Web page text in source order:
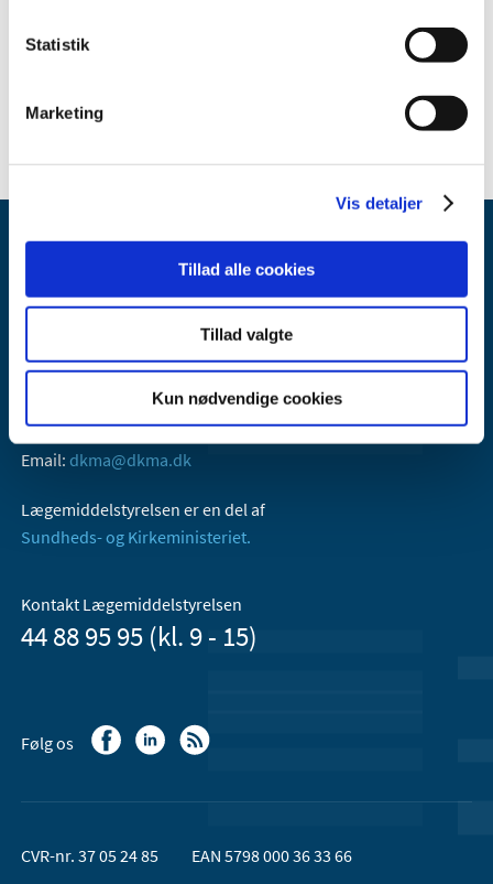
Statistik
Marketing
Vis detaljer
Tillad alle cookies
Tillad valgte
Kun nødvendige cookies
Sikkerhedsmeddelelse om Cios (dansk)
Lægemiddelstyrelsen
Axel Heides Gade 1
2300 København S
Email: dkma@dkma.dk
Lægemiddelstyrelsen er en del af
Sundheds- og Kirkeministeriet.
Kontakt Lægemiddelstyrelsen
44 88 95 95 (kl. 9 - 15)
Følg os
CVR-nr. 37 05 24 85 EAN 5798 000 36 33 66